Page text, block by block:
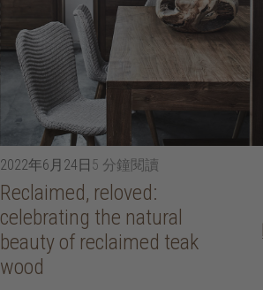
2022年6月24日 5 分鐘閱讀
Reclaimed, reloved:
celebrating the natural
beauty of reclaimed teak
wood